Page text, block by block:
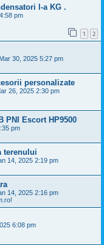
l-a KG .
pm
1 2
30, 2025 5:27 pm
personalizate
26, 2025 2:30 pm
PNI Escort HP9500
pm
terenului
14, 2025 2:19 pm
14, 2025 2:16 pm
6:08 pm